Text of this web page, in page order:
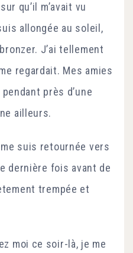
qu’il m’avait vu
allongée au soleil,
J’ai tellement
regardait. Mes amies
près d’une
ailleurs.
suis retournée vers
dernière fois avant de
trempée et
moi ce soir-là, je me